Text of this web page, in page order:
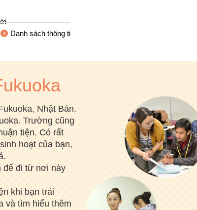
Danh sách thông ti
Nhật Bản.
Trường cũng
tiện. Có rất
hoạt của bạn,
để đi từ nơi này
khi bạn trải
và tìm hiểu thêm